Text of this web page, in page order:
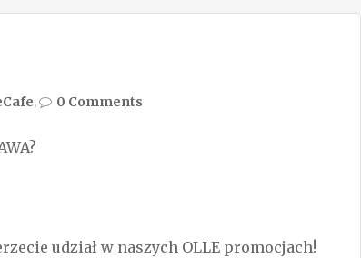
, 0 Comments
udział w naszych OLLE promocjach!